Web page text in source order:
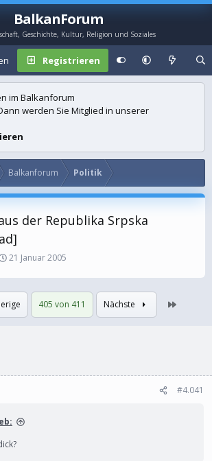
BalkanForum
Geschichte, Kultur, Religion und Soziales
Registrieren
im Balkanforum
werden Sie Mitglied in unserer
Balkanforum Politik
der Republika Srpska
E
s
t
e
l
21 Januar 2005
405 von 411 Nächste
#4.041